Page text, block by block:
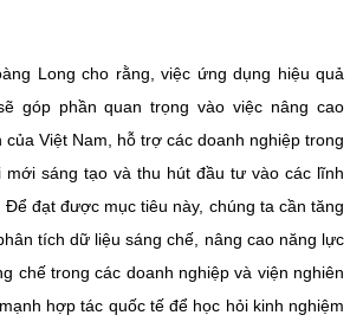
Long cho rằng, việc ứng dụng hiệu quả
góp phần quan trọng vào việc nâng cao
của Việt Nam, hỗ trợ các doanh nghiệp trong
mới sáng tạo và thu hút đầu tư vào các lĩnh
đạt được mục tiêu này, chúng ta cần tăng
tích dữ liệu sáng chế, nâng cao năng lực
chế trong các doanh nghiệp và viện nghiên
hợp tác quốc tế để học hỏi kinh nghiệm